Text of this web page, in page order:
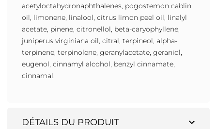
acetyloctahydronaphthalenes, pogostemon cablin
oil, limonene, linalool, citrus limon peel oil, linalyl
acetate, pinene, citronellol, beta-caryophyllene,
juniperus virginiana oil, citral, terpineol, alpha-
terpinene, terpinolene, geranylacetate, geraniol,
eugenol, cinnamyl alcohol, benzyl cinnamate,
cinnamal.
expand_more
DÉTAILS DU PRODUIT